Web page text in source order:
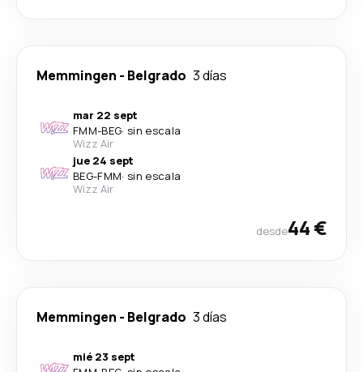
Memmingen - Belgrado 3 días
mar 22 sept
FMM-BEG· sin escala
Wizz Air
jue 24 sept
BEG-FMM· sin escala
Wizz Air
desde44 €
Memmingen - Belgrado 3 días
mié 23 sept